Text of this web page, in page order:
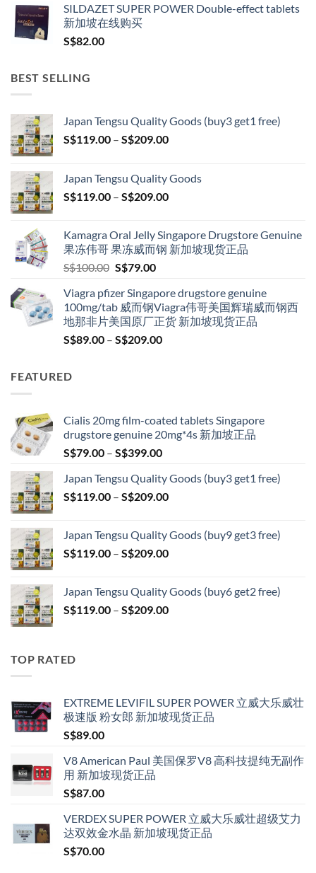
SILDAZET SUPER POWER Double-effect tablets
新加坡在线购买
S$82.00
BEST SELLING
Japan Tengsu Quality Goods (buy3 get1 free)
S$119.00 – S$209.00Price
through
S$209.00
Japan Tengsu Quality Goods
S$119.00 – S$209.00Price
through
S$209.00
Kamagra Oral Jelly Singapore Drugstore Genuine
果冻伟哥 果冻威而钢 新加坡现货正品
S$100.00 Original
was:
S$100.00.
S$79.00Current
is:
S$79.00.
Viagra pfizer Singapore drugstore genuine
100mg/tab 威而钢Viagra伟哥美国辉瑞威而钢西
地那非片美国原厂正货 新加坡现货正品
S$89.00 – S$209.00Price
FEATURED
Cialis 20mg film-coated tablets Singapore
drugstore genuine 20mg*4s 新加坡正品
S$79.00 – S$399.00Price
S$79.00
through
Japan Tengsu Quality Goods (buy3 get1 free)
S$119.00 – S$209.00Price
through
S$209.00
Japan Tengsu Quality Goods (buy9 get3 free)
S$119.00 – S$209.00Price
through
S$209.00
Japan Tengsu Quality Goods (buy6 get2 free)
S$119.00 – S$209.00Price
TOP RATED
EXTREME LEVIFIL SUPER POWER 立威大乐威壮
极速版 粉女郎 新加坡现货正品
S$89.00
V8 American Paul 美国保罗V8 高科技提纯无副作
用 新加坡现货正品
S$87.00
VERDEX SUPER POWER 立威大乐威壮超级艾力
达双效金水晶 新加坡现货正品
S$70.00